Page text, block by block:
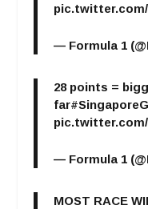
pic.twitter.com/
— Formula 1
28 points =
far
pic.twitter.com/
— Formula 1
MOST RACE